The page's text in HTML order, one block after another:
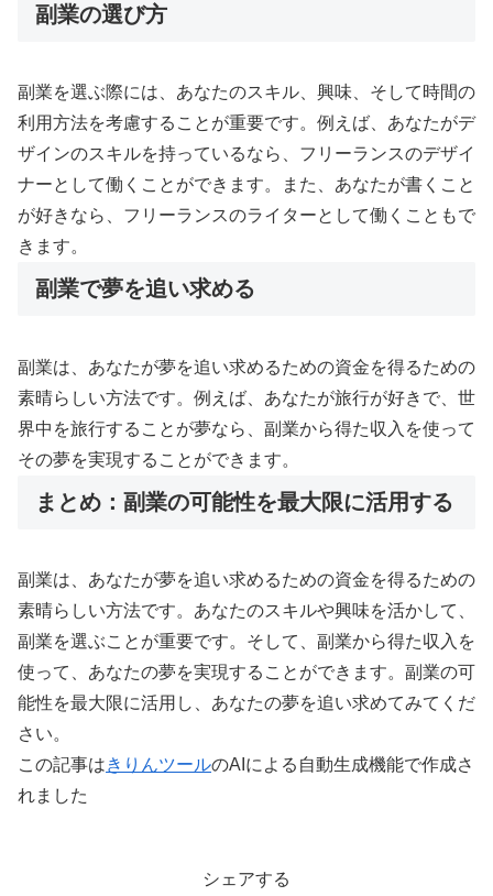
副業の選び方
副業を選ぶ際には、あなたのスキル、興味、そして時間の
利用方法を考慮することが重要です。例えば、あなたがデ
ザインのスキルを持っているなら、フリーランスのデザイ
ナーとして働くことができます。また、あなたが書くこと
が好きなら、フリーランスのライターとして働くこともで
きます。
副業で夢を追い求める
副業は、あなたが夢を追い求めるための資金を得るための
素晴らしい方法です。例えば、あなたが旅行が好きで、世
界中を旅行することが夢なら、副業から得た収入を使って
その夢を実現することができます。
まとめ：副業の可能性を最大限に活用する
副業は、あなたが夢を追い求めるための資金を得るための
素晴らしい方法です。あなたのスキルや興味を活かして、
副業を選ぶことが重要です。そして、副業から得た収入を
使って、あなたの夢を実現することができます。副業の可
能性を最大限に活用し、あなたの夢を追い求めてみてくだ
さい。
この記事はきりんツールのAIによる自動生成機能で作成さ
れました
シェアする